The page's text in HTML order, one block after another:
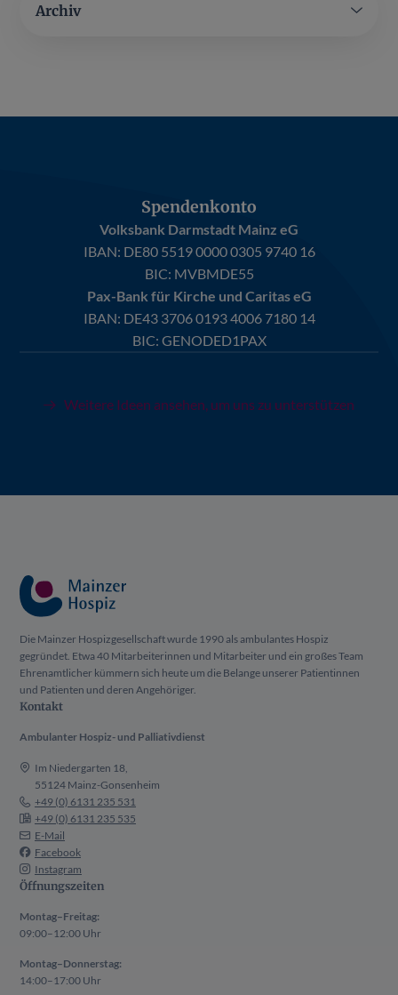
Archiv
Spendenkonto
Volksbank Darmstadt Mainz eG
IBAN: DE80 5519 0000 0305 9740 16
BIC: MVBMDE55
Pax-Bank für Kirche und Caritas eG
IBAN: DE43 3706 0193 4006 7180 14
BIC: GENODED1PAX
Weitere Ideen ansehen, um uns zu unterstützen
Die Mainzer Hospizgesellschaft wurde 1990 als ambulantes Hospiz
gegründet. Etwa 40 Mitarbeiterinnen und Mitarbeiter und ein großes Team
Ehrenamtlicher kümmern sich heute um die Belange unserer Patientinnen
und Patienten und deren Angehöriger.
Kontakt
Ambulanter Hospiz- und Palliativdienst
Im Niedergarten 18,
55124 Mainz-Gonsenheim
+49 (0) 6131 235 531
+49 (0) 6131 235 535
E-Mail
Facebook
Instagram
Öffnungszeiten
Montag–Freitag:
09:00–12:00 Uhr
Montag–Donnerstag:
14:00–17:00 Uhr